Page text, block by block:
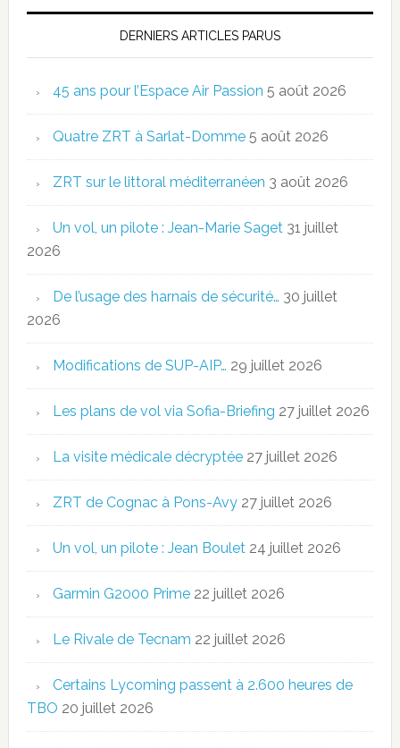
DERNIERS ARTICLES PARUS
45 ans pour l’Espace Air Passion 5 août 2026
Quatre ZRT à Sarlat-Domme 5 août 2026
ZRT sur le littoral méditerranéen 3 août 2026
Un vol, un pilote : Jean-Marie Saget 31 juillet
2026
De l’usage des harnais de sécurité… 30 juillet
2026
Modifications de SUP-AIP… 29 juillet 2026
Les plans de vol via Sofia-Briefing 27 juillet 2026
La visite médicale décryptée 27 juillet 2026
ZRT de Cognac à Pons-Avy 27 juillet 2026
Un vol, un pilote : Jean Boulet 24 juillet 2026
Garmin G2000 Prime 22 juillet 2026
Le Rivale de Tecnam 22 juillet 2026
Certains Lycoming passent à 2.600 heures de
TBO 20 juillet 2026